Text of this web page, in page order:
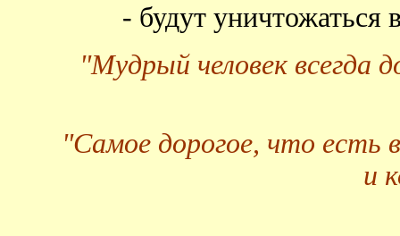
- будут
"Мудрый человек всегда
"Самое дорогое, что есть
и